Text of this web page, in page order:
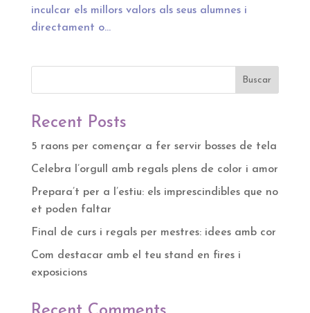
inculcar els millors valors als seus alumnes i
directament o...
Buscar
Recent Posts
5 raons per començar a fer servir bosses de tela
Celebra l’orgull amb regals plens de color i amor
Prepara’t per a l’estiu: els imprescindibles que no
et poden faltar
Final de curs i regals per mestres: idees amb cor
Com destacar amb el teu stand en fires i
exposicions